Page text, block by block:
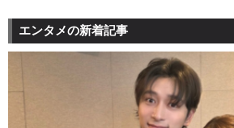
エンタメの新着記事